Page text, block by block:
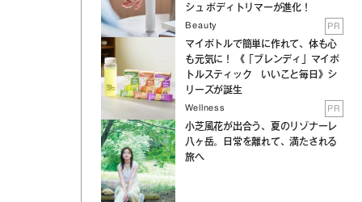
シュ ボディトリマーが進化！
Beauty PR
マイボトルで簡単に作れて、体も心
も元気に！ 《「ブレンディ」マイボ
トルスティック いいこと毎日》シ
リーズが誕生
Wellness PR
小芝風花が出合う、夏のリゾナーレ
八ヶ岳。日常を離れて、満たされる
旅へ